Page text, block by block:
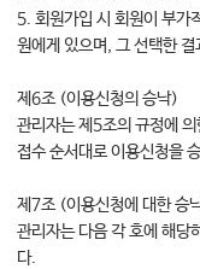
5. 회원가입 시 회원이 부가
원에게 있으며, 그 선택한
제6조 (이용신청의 승낙)
관리자는 제5조의 규정에
접수 순서대로 이용신청을
제7조 (이용신청에 대한 승
관리자는 다음 각 호에 해당
다.